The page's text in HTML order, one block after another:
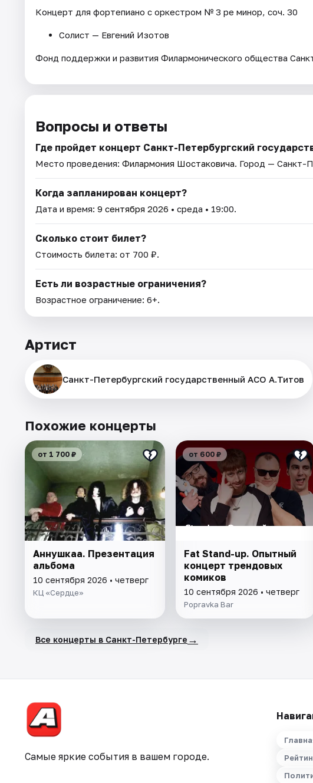
Концерт для фортепиано с оркестром № 3 ре минор, соч. 30
Солист — Евгений Изотов
Фонд поддержки и развития Филармонического общества
Вопросы и ответы
Где пройдет концерт Санкт-Петербургский
Место проведения: Филармония Шостаковича. Город — Санкт-
Когда запланирован концерт?
Дата и время: 9 сентября 2026 • среда • 19:00.
Сколько стоит билет?
Стоимость билета: от 700 ₽.
Есть ли возрастные ограничения?
Возрастное ограничение: 6+.
Артист
Санкт-Петербургский государственный АСО А.Титов
Похожие концерты
от 1 700 ₽
Аннушкаа. Презентация
альбома
10 сентября 2026 • четверг
КЦ «Сердце»
от 600 ₽
Fat Stand-up. Опытный
концерт трендовых
комиков
10 сентября 2026 • четверг
Popravka Bar
Все концерты в Санкт-Петербурге →
Самые яркие события в вашем городе.